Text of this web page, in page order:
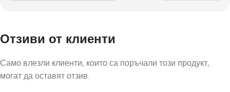
Отзиви от клиенти
Само влезли клиенти, които са поръчали този продукт,
могат да оставят отзив.